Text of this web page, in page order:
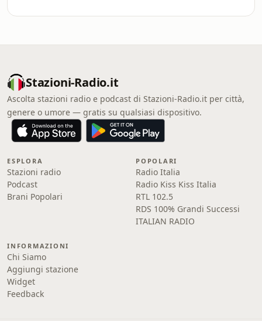
Stazioni-Radio.it
Ascolta stazioni radio e podcast di Stazioni-Radio.it per città,
genere o umore — gratis su qualsiasi dispositivo.
ESPLORA
Stazioni radio
Podcast
Brani Popolari
POPOLARI
Radio Italia
Radio Kiss Kiss Italia
RTL 102.5
RDS 100% Grandi Successi
ITALIAN RADIO
INFORMAZIONI
Chi Siamo
Aggiungi stazione
Widget
Feedback